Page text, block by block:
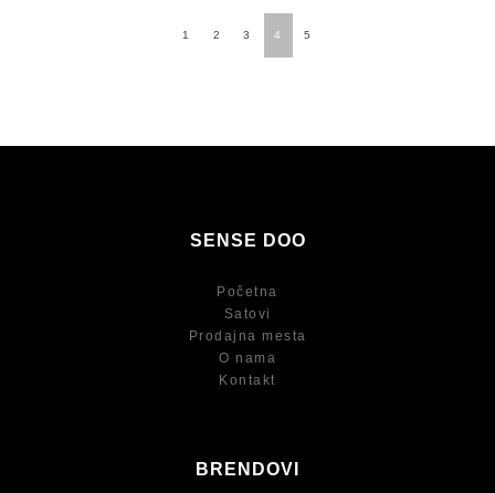
КРЕТАЊЕ
1 2 3 4 5
SENSE DOO
Početna
Satovi
Prodajna mesta
O nama
Kontakt
BRENDOVI